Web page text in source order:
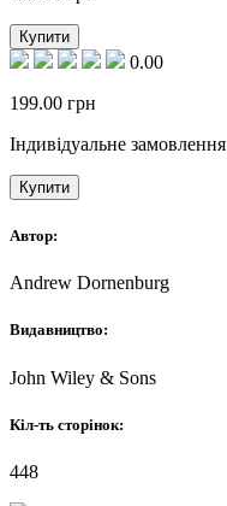
Купити
0.00
199.00 грн
Індивідуальне замовлення
Купити
Автор:
Andrew Dornenburg
Видавництво:
John Wiley & Sons
Кіл-ть сторінок:
448